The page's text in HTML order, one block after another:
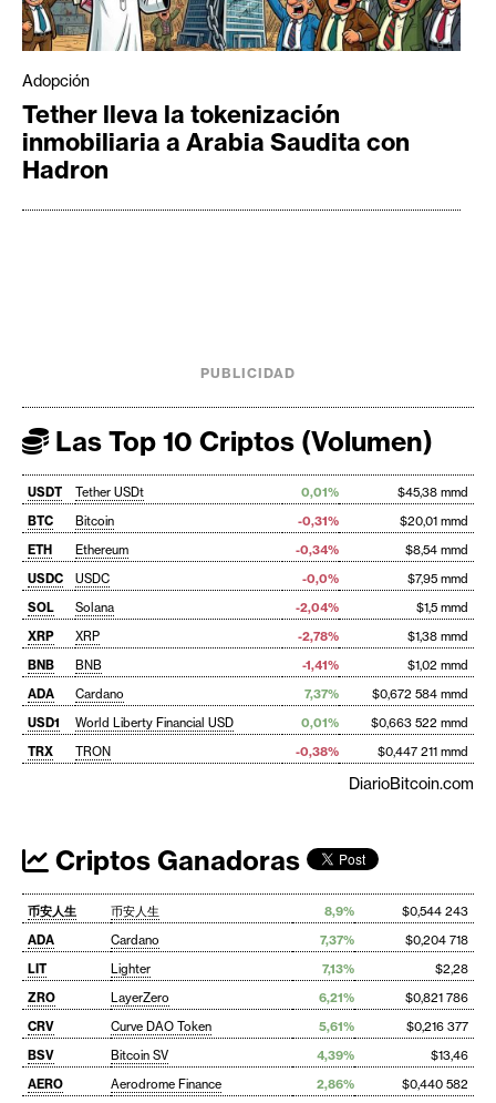
Adopción
Tether lleva la tokenización
inmobiliaria a Arabia Saudita con
Hadron
PUBLICIDAD
Las Top 10 Criptos (Volumen)
USDT Tether USDt 0,01%
$45,38 mmd
BTC
Bitcoin -0,31%
$20,01 mmd
ETH
Ethereum -0,34%
$8,54 mmd
USDC
USDC -0,0%
$7,95 mmd
SOL
Solana -2,04%
$1,5 mmd
XRP
XRP -2,78%
$1,38 mmd
BNB
BNB -1,41%
$1,02 mmd
ADA
Cardano 7,37%
$0,672 584 mmd
USD1
World Liberty Financial USD 0,01%
$0,663 522 mmd
TRX
TRON -0,38% $0,447 211 mmd
DiarioBitcoin.com
Criptos Ganadoras
币安人生 币安人生 8,9%
$0,544 243
ADA
Cardano 7,37%
$0,204 718
LIT
Lighter 7,13%
$2,28
ZRO
LayerZero 6,21%
$0,821 786
CRV
Curve DAO Token 5,61%
$0,216 377
BSV
Bitcoin SV 4,39%
$13,46
AERO
Aerodrome Finance 2,86% $0,440 582